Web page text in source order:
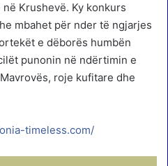
Krushevë. Ky konkurs
mbahet për nder të ngjarjes
e dëborës humbën
punonin në ndërtimin e
roje kufitare dhe
timeless.com/